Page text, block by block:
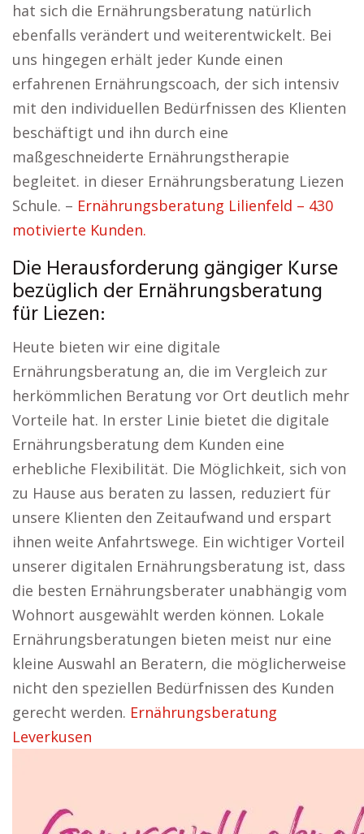
hat sich die Ernährungsberatung natürlich
ebenfalls verändert und weiterentwickelt. Bei
uns hingegen erhält jeder Kunde einen
erfahrenen Ernährungscoach, der sich intensiv
mit den individuellen Bedürfnissen des Klienten
beschäftigt und ihn durch eine
maßgeschneiderte Ernährungstherapie
begleitet. in dieser Ernährungsberatung Liezen
Schule. – Ernährungsberatung Lilienfeld – 430
motivierte Kunden.
Die Herausforderung gängiger Kurse
bezüglich der Ernährungsberatung
für Liezen:
Heute bieten wir eine digitale
Ernährungsberatung an, die im Vergleich zur
herkömmlichen Beratung vor Ort deutlich mehr
Vorteile hat. In erster Linie bietet die digitale
Ernährungsberatung dem Kunden eine
erhebliche Flexibilität. Die Möglichkeit, sich von
zu Hause aus beraten zu lassen, reduziert für
unsere Klienten den Zeitaufwand und erspart
ihnen weite Anfahrtswege. Ein wichtiger Vorteil
unserer digitalen Ernährungsberatung ist, dass
die besten Ernährungsberater unabhängig vom
Wohnort ausgewählt werden können. Lokale
Ernährungsberatungen bieten meist nur eine
kleine Auswahl an Beratern, die möglicherweise
nicht den speziellen Bedürfnissen des Kunden
gerecht werden. Ernährungsberatung
Leverkusen